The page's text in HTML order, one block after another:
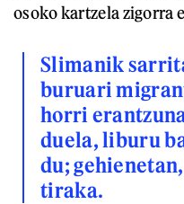
osoko kartzela zigorra
Slimanik
buruari
horri
duela, liburu
du;
tiraka.